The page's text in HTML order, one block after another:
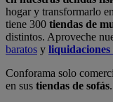
hogar y transformarlo
tiene 300 tiendas de
distintos. Aproveche
baratos y liquidaciones
Conforama solo
en sus tiendas de sofás.